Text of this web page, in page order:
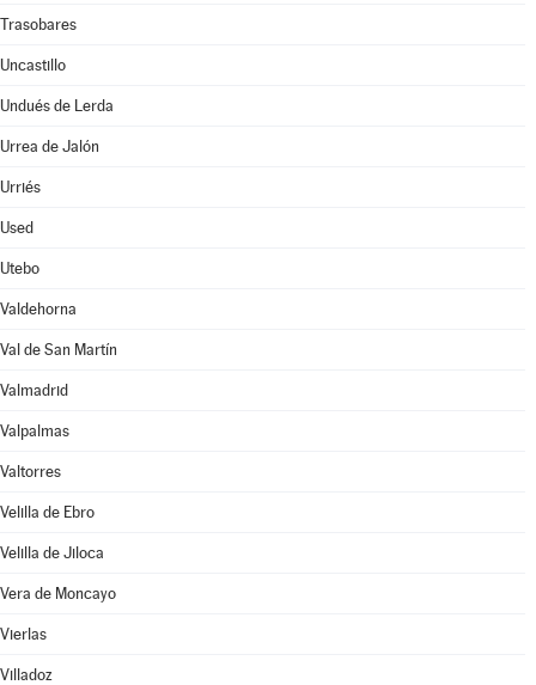
Trasobares
Uncastillo
Undués de Lerda
Urrea de Jalón
Urriés
Used
Utebo
Valdehorna
Val de San Martín
Valmadrid
Valpalmas
Valtorres
Velilla de Ebro
Velilla de Jiloca
Vera de Moncayo
Vierlas
Villadoz